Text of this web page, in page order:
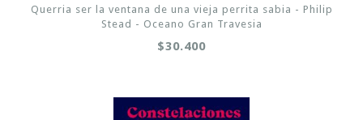
Querria ser la ventana de una vieja perrita sabia - Philip
Stead - Oceano Gran Travesia
$30.400